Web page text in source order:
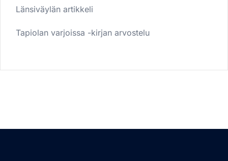
Länsiväylän artikkeli
Tapiolan varjoissa -kirjan arvostelu